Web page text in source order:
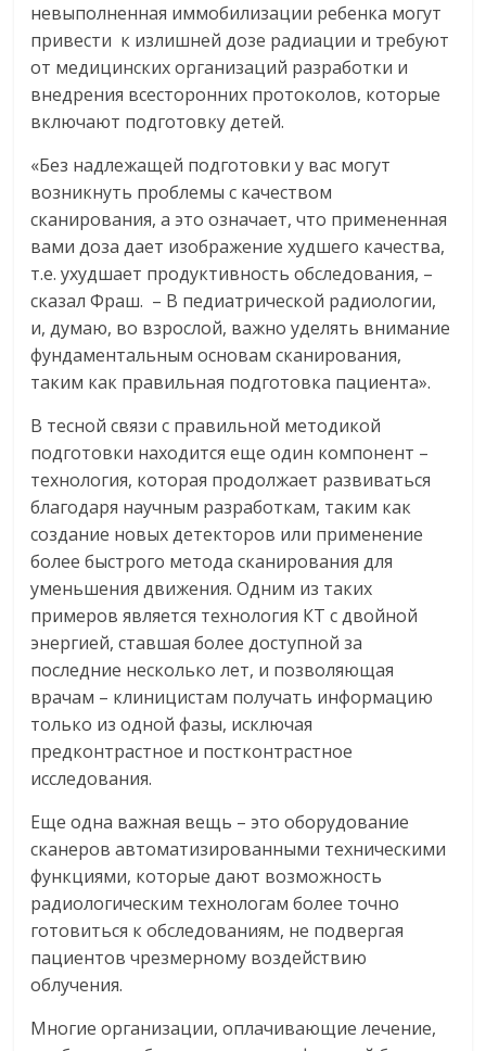
невыполненная иммобилизации ребенка могут
привести к излишней дозе радиации и требуют
от медицинских организаций разработки и
внедрения всесторонних протоколов, которые
включают подготовку детей.
«Без надлежащей подготовки у вас могут
возникнуть проблемы с качеством
сканирования, а это означает, что примененная
вами доза дает изображение худшего качества,
т.е. ухудшает продуктивность обследования, –
сказал Фраш. – В педиатрической радиологии,
и, думаю, во взрослой, важно уделять внимание
фундаментальным основам сканирования,
таким как правильная подготовка пациента».
В тесной связи с правильной методикой
подготовки находится еще один компонент –
технология, которая продолжает развиваться
благодаря научным разработкам, таким как
создание новых детекторов или применение
более быстрого метода сканирования для
уменьшения движения. Одним из таких
примеров является технология КТ с двойной
энергией, ставшая более доступной за
последние несколько лет, и позволяющая
врачам – клиницистам получать информацию
только из одной фазы, исключая
предконтрастное и постконтрастное
исследования.
Еще одна важная вещь – это оборудование
сканеров автоматизированными техническими
функциями, которые дают возможность
радиологическим технологам более точно
готовиться к обследованиям, не подвергая
пациентов чрезмерному воздействию
облучения.
Многие организации, оплачивающие лечение,